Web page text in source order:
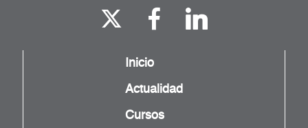
Inicio
Actualidad
Cursos